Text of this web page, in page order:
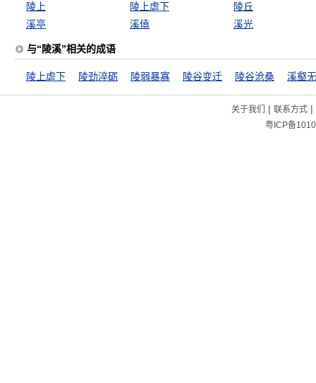
陵上 陵上虐下
陵丘
溪亭
溪僥 溪光
与“陵溪”相关的成语
陵上虐下 陵劲淬砺 陵弱暴寡 陵谷变迁 陵谷沧桑 溪壑
关于我们 | 联系方式|
粤ICP备